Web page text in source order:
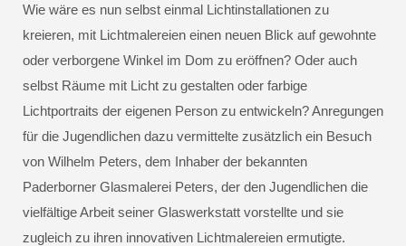
Wie wäre es nun selbst einmal Lichtinstallationen zu
kreieren, mit Lichtmalereien einen neuen Blick auf gewohnte
oder verborgene Winkel im Dom zu eröffnen? Oder auch
selbst Räume mit Licht zu gestalten oder farbige
Lichtportraits der eigenen Person zu entwickeln? Anregungen
für die Jugendlichen dazu vermittelte zusätzlich ein Besuch
von Wilhelm Peters, dem Inhaber der bekannten
Paderborner Glasmalerei Peters, der den Jugendlichen die
vielfältige Arbeit seiner Glaswerkstatt vorstellte und sie
zugleich zu ihren innovativen Lichtmalereien ermutigte.